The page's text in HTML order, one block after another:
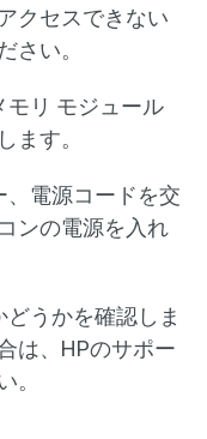
クセスできない
さい。
モリ モジュール
ます。
、電源コードを交
ンの電源を入れ
うかを確認しま
は、HPのサポー
。